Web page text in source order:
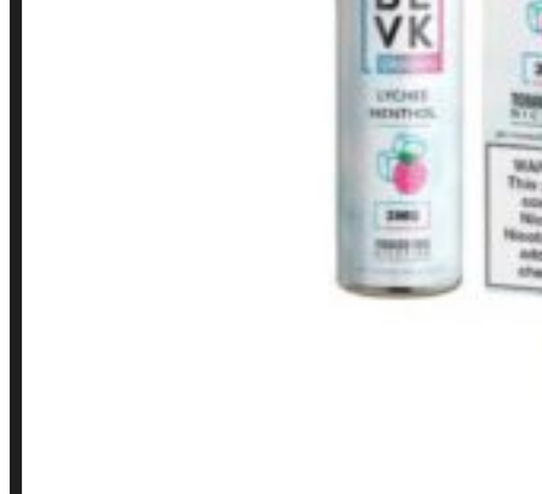
Política de Garantia, Reembolso e Devolução